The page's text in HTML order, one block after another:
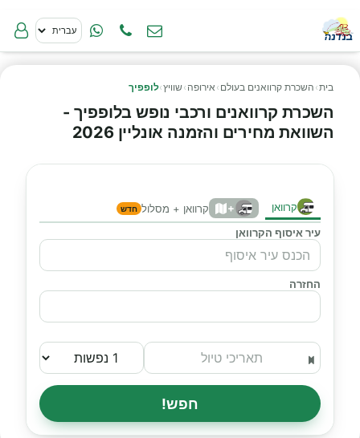
בית› השכרת קרוואנים בעולם › אירופה ›שוויץ›לופפיך
השכרת קרוואנים ורכבי נופש בלופפיך -
השוואת מחירים והזמנה אונליין 2026
קרוואן + קרוואן + מסלול חדש
עיר איסוף הקרוואן
החזרה
חפש!